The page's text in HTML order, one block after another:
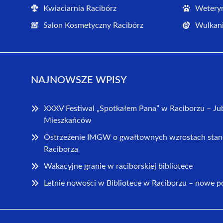
Kwiaciarnia Racibórz
Salon Kosmetyczny Racibórz
NAJNOWSZE WPISY
XXXV Festiwal „Spotkałem Pana” w Raciborzu –
Mieszkańców
Ostrzeżenie IMGW o gwałtownych wzrostach
Raciborza
Wakacyjne granie w raciborskiej bibliotece
Letnie nowości w Bibliotece w Raciborzu – nowe